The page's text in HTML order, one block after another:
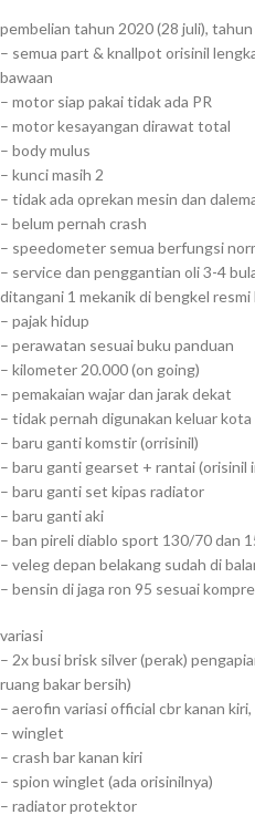
pembelian tahun 2020 (28 juli),
– semua part & knallpot orisinil
bawaan
– motor siap pakai tidak ada PR
– motor kesayangan dirawat total
– body mulus
– kunci masih 2
– tidak ada oprekan mesin dan
– belum pernah crash
– speedometer semua berfungsi
– service dan penggantian oli 3-4
ditangani 1 mekanik di bengkel resmi
– pajak hidup
– perawatan sesuai buku panduan
– kilometer 20.000 (on going)
– pemakaian wajar dan jarak dekat
– tidak pernah digunakan keluar
– baru ganti komstir (orrisinil)
– baru ganti gearset + rantai (orisinil
– baru ganti set kipas radiator
– baru ganti aki
– ban pireli diablo sport 130/70 dan
– veleg depan belakang sudah di
– bensin di jaga ron 95 sesuai
variasi
– 2x busi brisk silver (perak)
ruang bakar bersih)
– aerofin variasi official cbr kanan kiri,
– winglet
– crash bar kanan kiri
– spion winglet (ada orisinilnya)
– radiator protektor